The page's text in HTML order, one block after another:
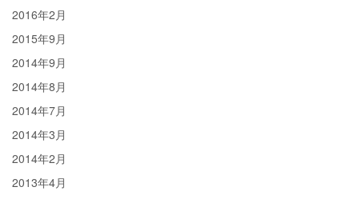
2016年2月
2015年9月
2014年9月
2014年8月
2014年7月
2014年3月
2014年2月
2013年4月